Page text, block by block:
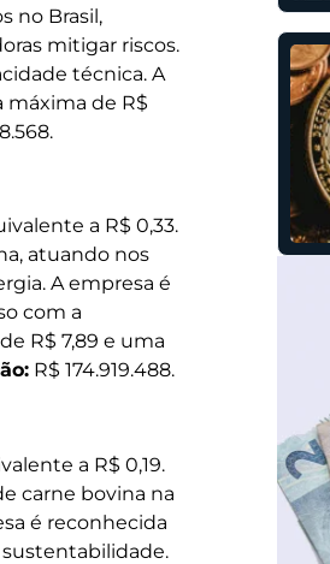
no Brasil,
mitigar riscos.
técnica. A
máxima de R$
a R$ 0,33.
atuando nos
A empresa é
com a
R$ 7,89 e uma
R$ 174.919.488.
a R$ 0,19.
carne bovina na
é reconhecida